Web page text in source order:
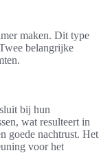
maken. Dit type
belangrijke
bij hun
wat resulteert in
goede nachtrust. Het
voor het